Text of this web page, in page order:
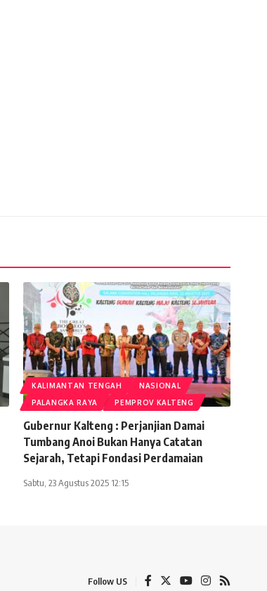
KALIMANTAN TENGAH
NASIONAL
PALANGKA RAYA
PEMPROV KALTENG
Gubernur Kalteng : Perjanjian Damai
Tumbang Anoi Bukan Hanya Catatan
Sejarah, Tetapi Fondasi Perdamaian
Sabtu, 23 Agustus 2025 12:15
Follow US